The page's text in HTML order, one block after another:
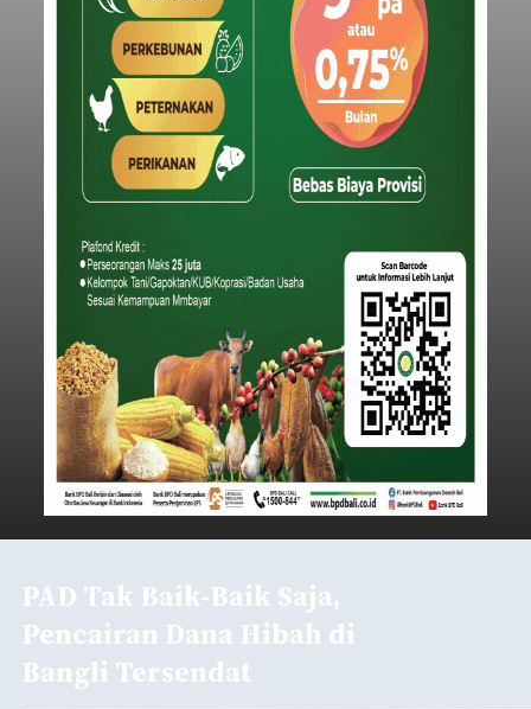
PAD Tak Baik-Baik Saja,
Pencairan Dana Hibah di
Bangli Tersendat